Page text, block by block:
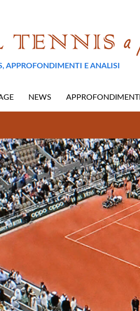
APPROFONDIMENTI E ANALISI
NEWS APPROFONDIMENTI